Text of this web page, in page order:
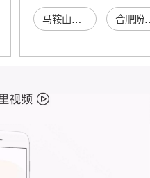
马鞍山蒲阳四通土石方工程有限责任公司 合肥盼攀